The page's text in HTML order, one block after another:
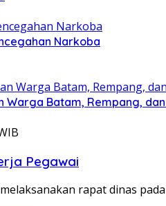
Narkoba
Warga Batam, Rempang,
Pegawai
rapat dinas